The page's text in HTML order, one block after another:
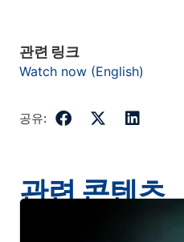
관련 링크
Watch now (English)
공유:
관련 콘텐츠